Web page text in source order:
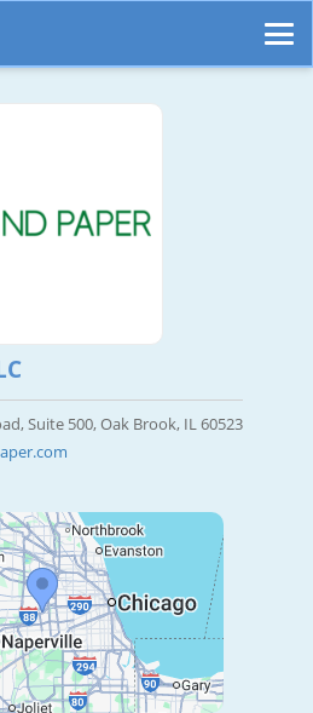
Suite 500, Oak Brook, IL 60523